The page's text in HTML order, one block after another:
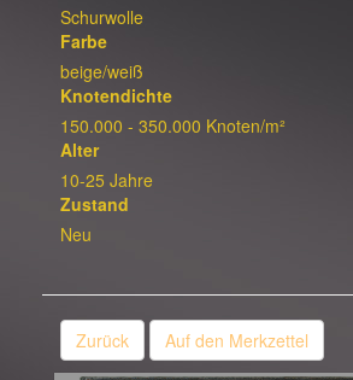
Schurwolle
Farbe
beige/weiß
Knotendichte
150.000 - 350.000 Knoten/m²
Alter
10-25 Jahre
Zustand
Neu
Zurück Auf den Merkzettel